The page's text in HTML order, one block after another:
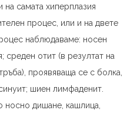
самата хиперплазия
процес, или и на двете
наблюдаваме: носен
среден отит (в резултат на
проявяваща се с болка,
шиен лимфаденит.
дишане, кашлица,